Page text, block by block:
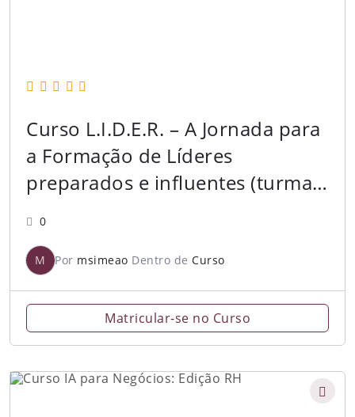
Curso L.I.D.E.R. – A Jornada para
a Formação de Líderes
preparados e influentes (turma 3
0
M Por msimeao Dentro de Curso
Matricular-se no Curso